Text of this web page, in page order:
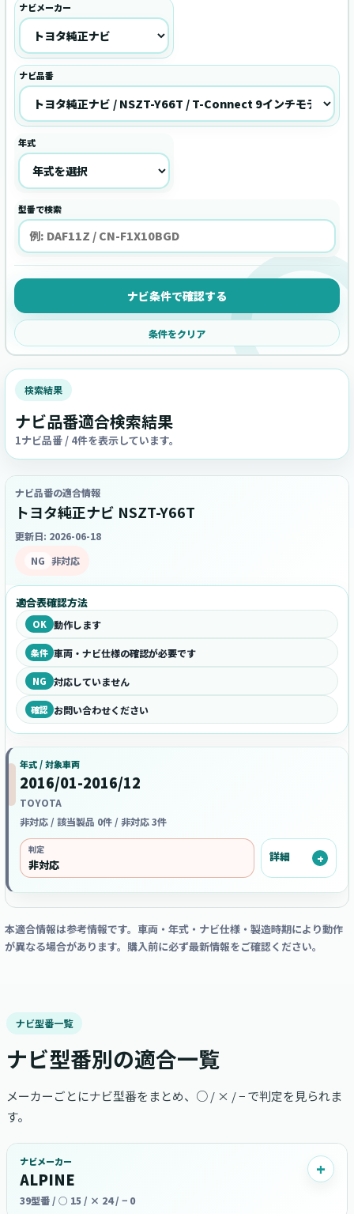
ナビメーカー
ナビ品番
年式
型番で検索
ナビ条件で確認する
条件をクリア
検索結果
ナビ品番適合検索結果
1ナビ品番 / 4件を表示しています。
ナビ品番の適合情報
トヨタ純正ナビ NSZT-Y66T
更新日: 2026-06-18
NG 非対応
適合表確認方法
OK 動作します
条件 車両・ナビ仕様の確認が必要です
NG 対応していません
確認 お問い合わせください
年式 / 対象車両
2016/01-2016/12
TOYOTA
非対応 / 該当製品 0件 / 非対応 3件
判定
非対応
詳細
本適合情報は参考情報です。車両・年式・ナビ仕様・製造時期により動作
が異なる場合があります。購入前に必ず最新情報をご確認ください。
ナビ型番一覧
ナビ型番別の適合一覧
メーカーごとにナビ型番をまとめ、○ / × / − で判定を見られま
す。
ナビメーカー
ALPINE
39型番 / ○ 15 / × 24 / − 0